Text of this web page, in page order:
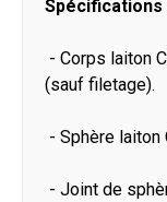
Spécifications
- Corps laiton
(sauf filetage).
- Sphère laiton
- Joint de